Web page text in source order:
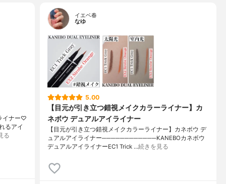
イナー♡
るアイ
る
イエベ春
なゆ
5.00
【目元が引き立つ錯視メイクカラーライナー】カ
ネボウ デュアルアイライナー
【目元が引き立つ錯視メイクカラーライナー】カネボウ デ
ュアルアイライナー────────────KANEBOカネボウ
デュアルアイライナーEC1 Trick …続きを見る